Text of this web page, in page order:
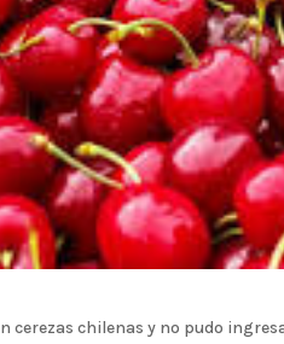
cerezas chilenas y no pudo